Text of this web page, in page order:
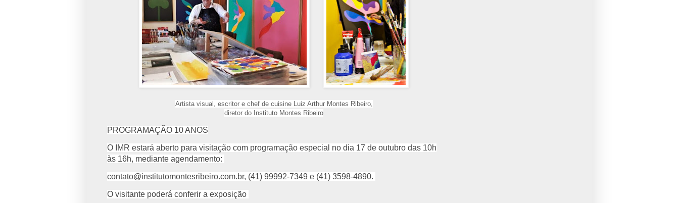
Artista visual, escritor e chef de cuisine Luiz Arthur Montes Ribeiro,
diretor do Instituto Montes Ribeiro
PROGRAMAÇÃO 10 ANOS
O IMR estará aberto para visitação com programação especial no dia 17 de outubro das 10h
às 16h, mediante agendamento:
contato@institutomontesribeiro.com.br, (41) 99992-7349 e (41) 3598-4890.
O visitante poderá conferir a exposição